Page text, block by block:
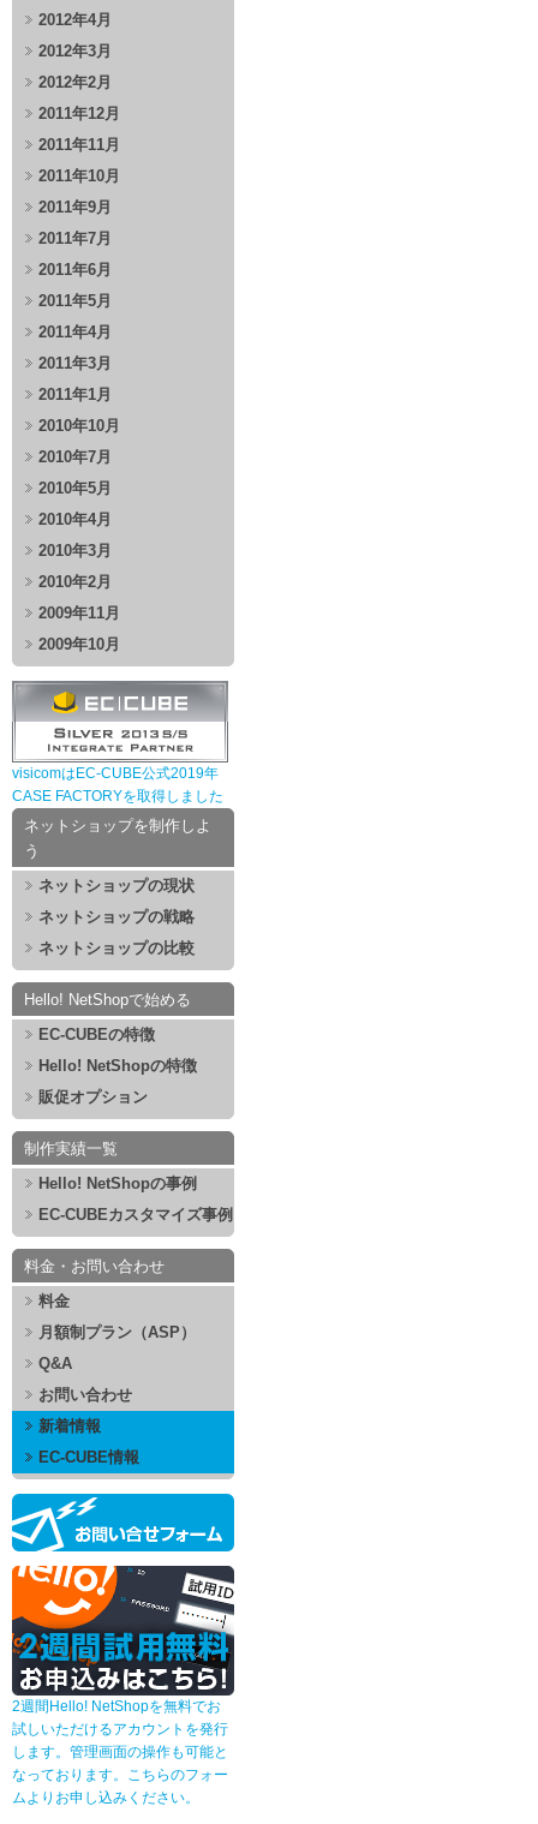
2012年4月
2012年3月
2012年2月
2011年12月
2011年11月
2011年10月
2011年9月
2011年7月
2011年6月
2011年5月
2011年4月
2011年3月
2011年1月
2010年10月
2010年7月
2010年5月
2010年4月
2010年3月
2010年2月
2009年11月
2009年10月
visicomはEC-CUBE公式2019年
CASE FACTORYを取得しました
ネットショップを制作しよ
う
ネットショップの現状
ネットショップの戦略
ネットショップの比較
Hello! NetShopで始める
EC-CUBEの特徴
Hello! NetShopの特徴
販促オプション
制作実績一覧
Hello! NetShopの事例
EC-CUBEカスタマイズ事例
料金・お問い合わせ
料金
月額制プラン（ASP）
Q&A
お問い合わせ
新着情報
EC-CUBE情報
2週間Hello! NetShopを無料でお
試しいただけるアカウントを発行
します。管理画面の操作も可能と
なっております。こちらのフォー
ムよりお申し込みください。